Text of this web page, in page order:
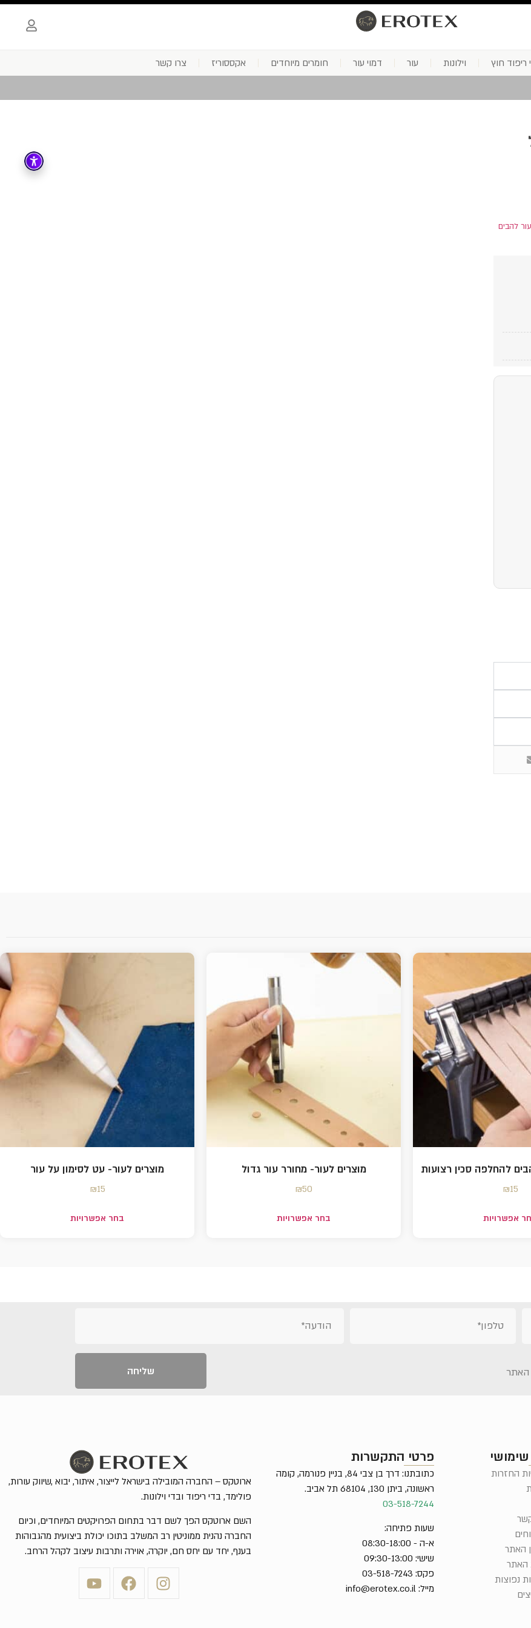
ריפוד חוץ וילונות עור דמוי עור חומרים מיוחדים אקססוריז צרו קשר
להבים
להחלפה סכין רצועות
₪15
אפשרויות
מוצרים לעור- מחורר עור גדול
₪50
בחר אפשרויות
מוצרים לעור- עט לסימון על עור
₪15
בחר אפשרויות
שליחה
החזרות
האתר
האתר
נפוצות
פרטי התקשרות
כתובתנו: דרך בן צבי 84, בניין פנורמה, קומה
ראשונה, ביתן 130, 68104 תל אביב.
03-518-7244
שעות פתיחה:
א-ה - 08:30-18:00
שישי: 09:30-13:00
פקס: 03-518-7243
מייל: info@erotex.co.il
ארוטקס – החברה המובילה בישראל לייצור, איתור, יבוא ,שיווק עורות,
פולימד, בדי ריפוד ובדי וילונות.
השם ארוטקס הפך לשם דבר בתחום הפרויקטים המיוחדים, וכיום
החברה נהנית ממוניטין רב המשלב בתוכו יכולת ביצועית מהגבוהות
בענף, יחד עם יחס חם, יוקרה, אוירה ותרבות עיצוב לקהל הרחב.